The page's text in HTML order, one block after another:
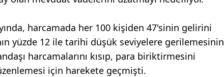
harcamada her 100 kişiden 47'sinin gelirini
yüzde 12 ile tarihi düşük seviyelere gerilemesinin
harcamalarını kısıp, para biriktirmesini
için harekete geçmişti.